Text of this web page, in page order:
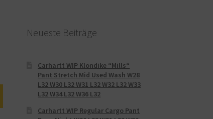
Neueste Beiträge
Carhartt WIP Klondike “Mills“
Pant Stretch Mid Used Wash W28
L32 W30 L32 W31 L32 W32 L32 W33
L32 W34 L32 W36 L32
Carhartt WIP Regular Cargo Pant